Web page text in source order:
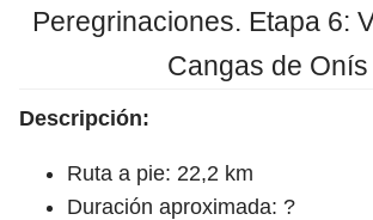
Peregrinaciones. Etapa 6:
Cangas de Onís
Descripción:
Ruta a pie: 22,2 km
Duración aproximada: ?